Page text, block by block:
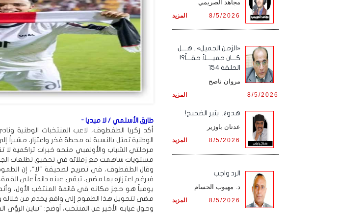
طارق الأسلمي / لا ميديا -
أكد زكريا الطفطوف، لاعب المنتخبات الوطنية
الوطنية تمثل بالنسبة له محطة فخر واعتزاز،
مرحلتي الشباب والأولمبي منحه خبرات تراكمية لا
مستويات ساهمت مع زملائه في تحقيق تطلعات
وقال الطفطوف، في تصريح لصحيفة "لا"، إن
فبرغم اعتزازه بما مضى، تبقى عينه دائماً على
يومياً هو حجز مكانه في قائمة المنتخب الأول،
مضى لتحويل هذا الطموح إلى واقع يخدم من خلاله
وحول غيابه الأخير عن المنتخب، أوضح: "تباين
مجاهد الصريمي
المزيد 8/5/2026
«الزمن الجميل».. هـــل
كـــان جميــــلاً حقـــاً؟!
الحلقة 154
مروان ناصح
المزيد 8/5/2026
هدوءٌ.. يثير الضجيج!
عدنان باوزير
المزيد 8/5/2026
الرد واجب
د. مهيوب الحسام
المزيد 8/5/2026